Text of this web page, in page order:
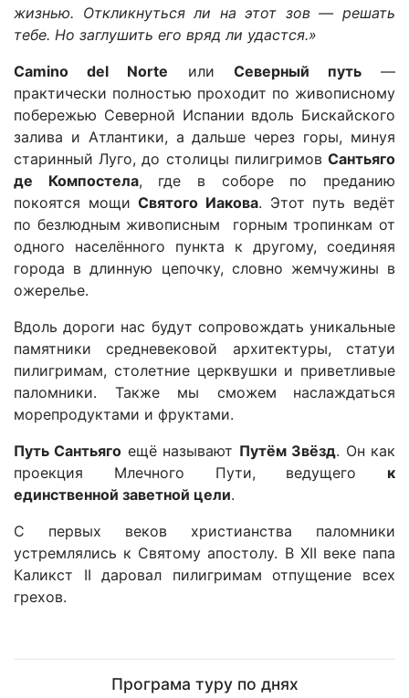
жизнью. Откликнуться ли на этот зов — решать
тебе. Но заглушить его вряд ли удастся.»
Camino del Norte или Северный путь—
практически полностью проходит по живописному
побережью Северной Испании вдоль Бискайского
залива и Атлантики, а дальше через горы, минуя
старинный Луго, до столицы пилигримов Сантьяго
де Компостела, где в соборе по преданию
покоятся мощиСвятого Иакова. Этот путь ведёт
по безлюдным живописным горным тропинкам от
одного населённого пункта к другому, соединяя
города в длинную цепочку, словно жемчужины в
ожерелье.
Вдоль дороги нас будут сопровождать уникальные
памятники средневековой архитектуры, статуи
пилигримам, столетние церквушки и приветливые
паломники. Также мы сможем
наслаждаться
морепродуктами и фруктами.
Путь Сантьяго ещё называют Путём Звёзд. Он как
проекция Млечного Пути, ведущего к
единственной заветной цели.
С первых веков христианства паломники
устремлялись к Святому апостолу. В XII веке папа
Каликст II даровал пилигримам отпущение всех
грехов.
Програма туру по днях